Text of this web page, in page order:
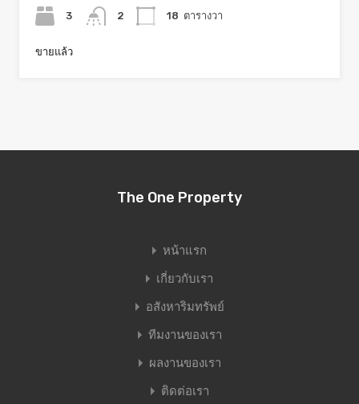
3
2
18 ตารางวา
ขายแล้ว
The One Property
หน้าแรก
เกี่ยวกับเรา
อสังหาริมทรัพย์
ทีมงานของเรา
ผลงานของเรา
ติดต่อเรา